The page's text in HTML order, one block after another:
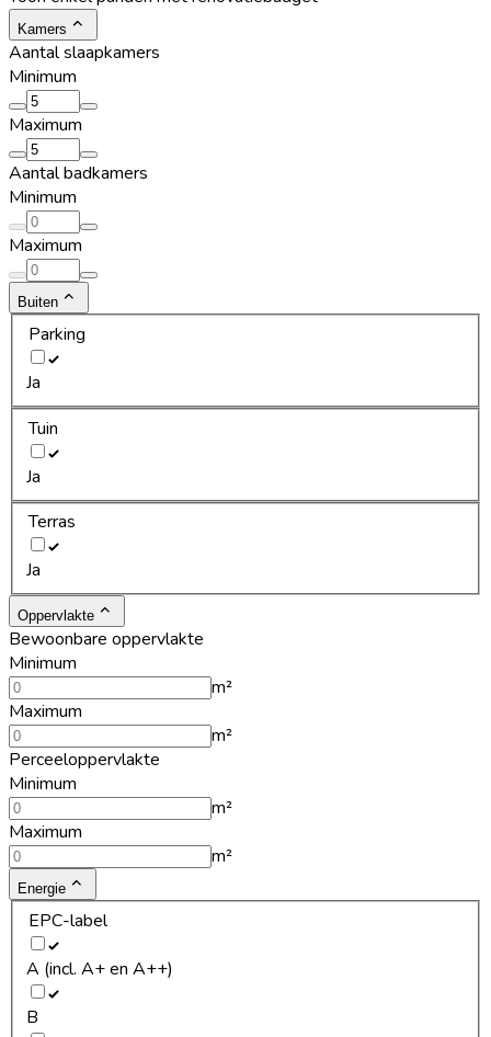
Kamers
Aantal slaapkamers
Minimum
Maximum
Aantal badkamers
Minimum
Maximum
Buiten
Parking
Ja
Tuin
Ja
Terras
Ja
Oppervlakte
Bewoonbare oppervlakte
Minimum
m²
Maximum
m²
Perceeloppervlakte
Minimum
m²
Maximum
m²
Energie
EPC-label
A (incl. A+ en A++)
B